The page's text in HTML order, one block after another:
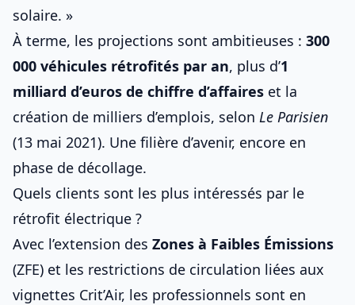
solaire. »
À terme, les projections sont ambitieuses : 300
000 véhicules rétrofités par an, plus d’1
milliard d’euros de chiffre d’affaires et la
création de milliers d’emplois, selon Le Parisien
(13 mai 2021). Une filière d’avenir, encore en
phase de décollage.
Quels clients sont les plus intéressés par le
rétrofit électrique ?
Avec l’extension des Zones à Faibles Émissions
(ZFE) et les restrictions de circulation liées aux
vignettes Crit’Air, les professionnels sont en